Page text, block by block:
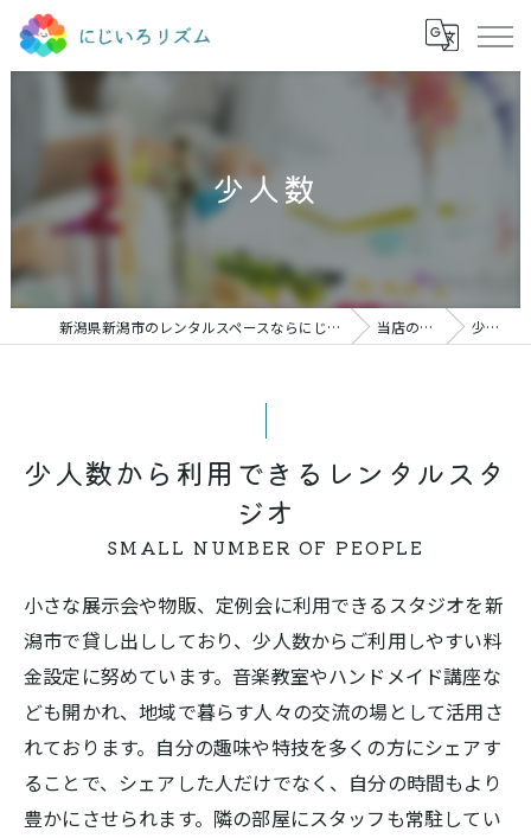
少人数
新潟県新潟市のレンタルスペースならにじいろリズム 当店の特徴 少人数
少人数から利用できるレンタルスタ
ジオ
SMALL NUMBER OF PEOPLE
小さな展示会や物販、定例会に利用できるスタジオを新
潟市で貸し出ししており、少人数からご利用しやすい料
金設定に努めています。音楽教室やハンドメイド講座な
ども開かれ、地域で暮らす人々の交流の場として活用さ
れております。自分の趣味や特技を多くの方にシェアす
ることで、シェアした人だけでなく、自分の時間もより
豊かにさせられます。隣の部屋にスタッフも常駐してい